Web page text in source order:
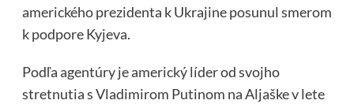
amerického prezidenta k Ukrajine posunul smerom
k podpore Kyjeva.
Podľa agentúry je americký líder od svojho
stretnutia s Vladimirom Putinom na Aljaške v lete